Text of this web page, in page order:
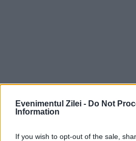
Evenimentul Zilei - Do Not
Information
If you wish to opt-out of the sale,
Recomandările